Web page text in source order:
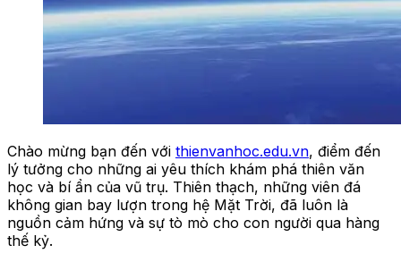
Chào mừng bạn đến với thienvanhoc.edu.vn, điểm đến
lý tưởng cho những ai yêu thích khám phá thiên văn
học và bí ẩn của vũ trụ. Thiên thạch, những viên đá
không gian bay lượn trong hệ Mặt Trời, đã luôn là
nguồn cảm hứng và sự tò mò cho con người qua hàng
thế kỷ.